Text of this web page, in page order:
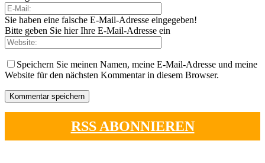
Sie haben eine falsche E-Mail-Adresse eingegeben!
Bitte geben Sie hier Ihre E-Mail-Adresse ein
Speichern Sie meinen Namen, meine E-Mail-Adresse und meine
Website für den nächsten Kommentar in diesem Browser.
RSS ABONNIEREN